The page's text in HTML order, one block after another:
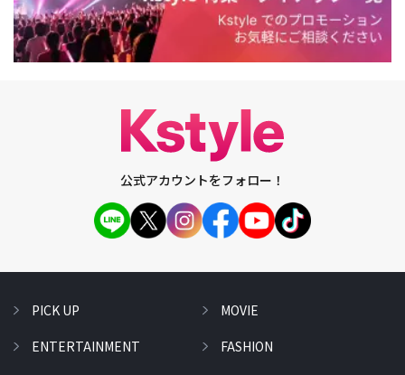
公式アカウントをフォロー！
PICK UP
ENTERTAINMENT
MOVIE
FASHION